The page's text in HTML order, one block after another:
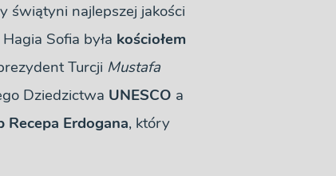
świątyni najlepszej jakości
Sofia była kościołem
Turcji Mustafa
Dziedzictwa UNESCO a
Erdogana, który